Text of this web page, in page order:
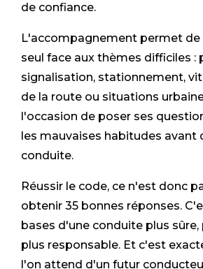
de confiance.
L'accompagnement permet de
seul face aux thèmes difficiles :
signalisation, stationnement,
de la route ou situations
l'occasion de poser ses
les mauvaises habitudes avant
conduite.
Réussir le code, ce n'est donc
obtenir 35 bonnes réponses.
bases d'une conduite plus
plus responsable. Et c'est
l'on attend d'un futur